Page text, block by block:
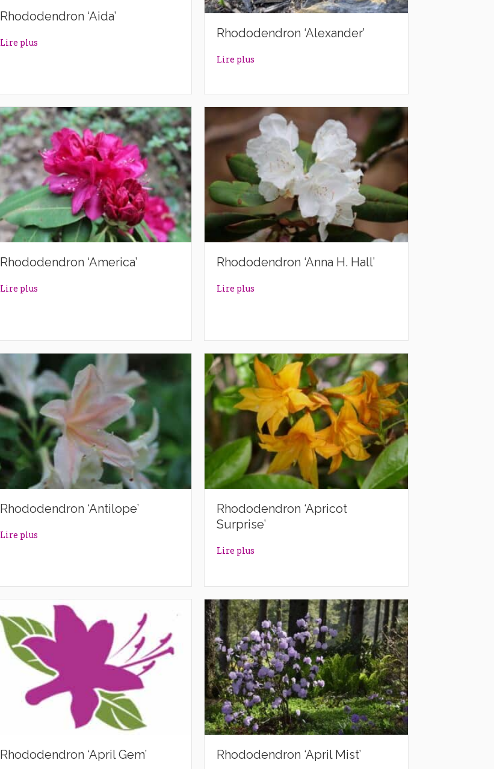
Rhododendron ‘Aida’
Lire plus
Rhododendron ‘Alexander’
Lire plus
Rhododendron ‘America’
Lire plus
Rhododendron ‘Anna H. Hall’
Lire plus
Rhododendron ‘Antilope’
Lire plus
Rhododendron ‘Apricot
Surprise’
Lire plus
Rhododendron ‘April Gem’ Rhododendron ‘April Mist’